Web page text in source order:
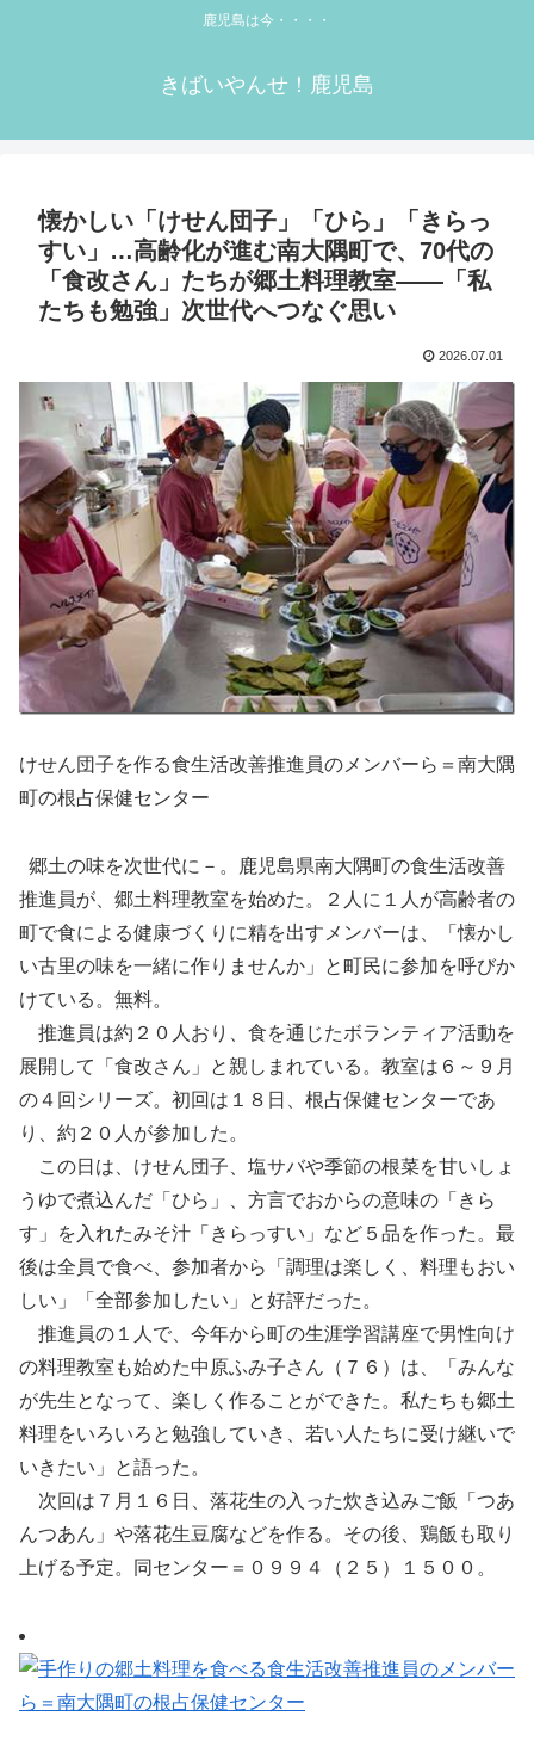
鹿児島は今・・・・
きばいやんせ！鹿児島
懐かしい「けせん団子」「ひら」「きらっ
すい」…高齢化が進む南大隅町で、70代の
「食改さん」たちが郷土料理教室――「私
たちも勉強」次世代へつなぐ思い
2026.07.01
けせん団子を作る食生活改善推進員のメンバーら＝南大隅
町の根占保健センター
郷土の味を次世代に－。鹿児島県南大隅町の食生活改善
推進員が、郷土料理教室を始めた。２人に１人が高齢者の
町で食による健康づくりに精を出すメンバーは、「懐かし
い古里の味を一緒に作りませんか」と町民に参加を呼びか
けている。無料。
推進員は約２０人おり、食を通じたボランティア活動を
展開して「食改さん」と親しまれている。教室は６～９月
の４回シリーズ。初回は１８日、根占保健センターであ
り、約２０人が参加した。
この日は、けせん団子、塩サバや季節の根菜を甘いしょ
うゆで煮込んだ「ひら」、方言でおからの意味の「きら
す」を入れたみそ汁「きらっすい」など５品を作った。最
後は全員で食べ、参加者から「調理は楽しく、料理もおい
しい」「全部参加したい」と好評だった。
推進員の１人で、今年から町の生涯学習講座で男性向け
の料理教室も始めた中原ふみ子さん（７６）は、「みんな
が先生となって、楽しく作ることができた。私たちも郷土
料理をいろいろと勉強していき、若い人たちに受け継いで
いきたい」と語った。
次回は７月１６日、落花生の入った炊き込みご飯「つあ
んつあん」や落花生豆腐などを作る。その後、鶏飯も取り
上げる予定。同センター＝０９９４（２５）１５００。